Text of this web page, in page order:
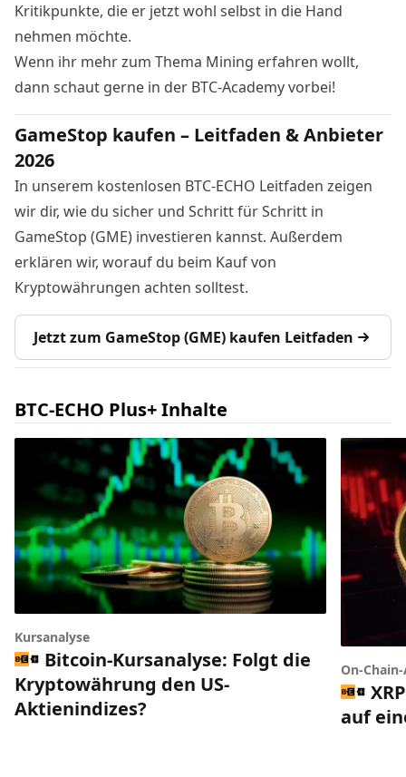
Kritikpunkte, die er jetzt wohl selbst in die Hand
nehmen möchte.
Wenn ihr mehr zum Thema Mining erfahren wollt,
dann schaut gerne in der BTC-Academyvorbei!
GameStop kaufen – Leitfaden & Anbieter
2026
In unserem kostenlosen BTC-ECHO Leitfaden zeigen
wir dir, wie du sicher und Schritt für Schritt in
GameStop (GME) investieren kannst. Außerdem
erklären wir, worauf du beim Kauf von
Kryptowährungen achten solltest.
Jetzt zum GameStop (GME) kaufen Leitfaden
BTC-ECHO Plus+ Inhalte
Kursanalyse
Bitcoin-Kursanalyse: Folgt die
Kryptowährung den US-
Aktienindizes?
On-
auf